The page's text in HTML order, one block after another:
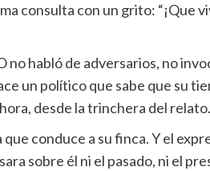
consulta con un grito: “¡Que
habló de adversarios, no
un político que sabe que su
desde la trinchera del relato.
conduce a su finca. Y el
sobre él ni el pasado, ni el